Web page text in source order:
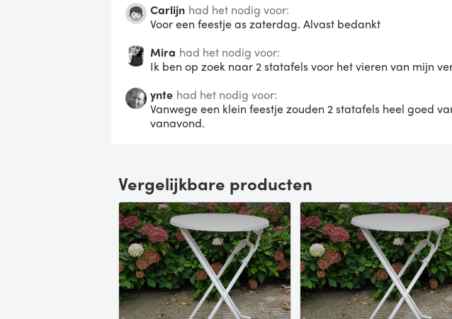
Carlijn had het nodig voor:
Voor een feestje as zaterdag. Alvast bedankt
Mira had het nodig voor:
Ik ben op zoek naar 2 statafels voor het vieren van mijn
ynte had het nodig voor:
Vanwege een klein feestje zouden 2 statafels heel goed
vanavond.
Vergelijkbare producten